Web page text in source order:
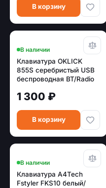
В корзину
В наличии
Клавиатура OKLICK
855S серебристый USB
беспроводная BT/Radio
(1696464)
1 300 ₽
В корзину
В наличии
Клавиатура A4Tech
Fstyler FKS10 белый/